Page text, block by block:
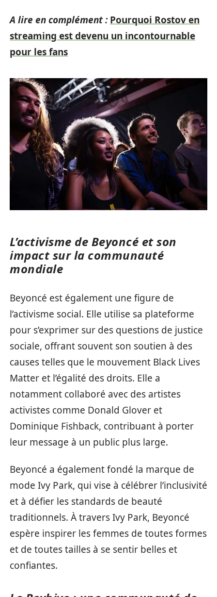
A lire en complément : Pourquoi Rostov en
streaming est devenu un incontournable
pour les fans
L’activisme de Beyoncé et son
impact sur la communauté
mondiale
Beyoncé est également une figure de
l’activisme social. Elle utilise sa plateforme
pour s’exprimer sur des questions de justice
sociale, offrant souvent son soutien à des
causes telles que le mouvement Black Lives
Matter et l’égalité des droits. Elle a
notamment collaboré avec des artistes
activistes comme Donald Glover et
Dominique Fishback, contribuant à porter
leur message à un public plus large.
Beyoncé a également fondé la marque de
mode Ivy Park, qui vise à célébrer l’inclusivité
et à défier les standards de beauté
traditionnels. À travers Ivy Park, Beyoncé
espère inspirer les femmes de toutes formes
et de toutes tailles à se sentir belles et
confiantes.